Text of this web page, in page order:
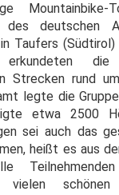
Mountainbike-
des deutschen
Taufers
Strecken rund
legte die
etwa 2500
sei auch das
heißt es aus
vielen schönen